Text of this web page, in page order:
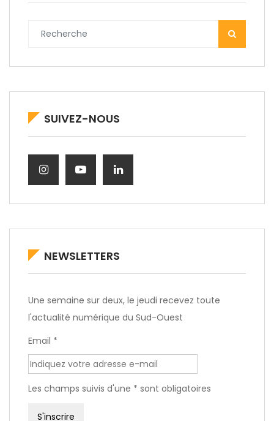
SUIVEZ-NOUS
NEWSLETTERS
Une semaine sur deux, le jeudi recevez toute
l'actualité numérique du Sud-Ouest
Email *
Les champs suivis d'une * sont obligatoires